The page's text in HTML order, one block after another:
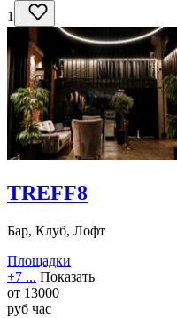
1
TREFF8
Бар, Клуб, Лофт
Площадки
+7 ... Показать
от 13000
руб час